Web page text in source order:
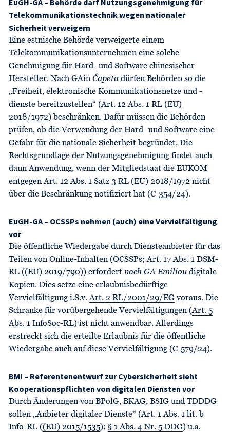
EuGH-GA – Behörde darf Nutzungsgenehmigung für
Telekommunikationstechnik wegen nationaler
Sicherheit verweigern
Eine estnische Behörde verweigerte einem
Telekommunikationsunternehmen eine solche
Genehmigung für Hard- und Software chinesischer
Hersteller. Nach GAin Ćapeta dürfen Behörden so die
„Freiheit, elektronische Kommunikationsnetze und -
dienste bereitzustellen“ (Art. 12 Abs. 1 RL (EU)
2018/1972) beschränken. Dafür müssen die Behörden
prüfen, ob die Verwendung der Hard- und Software eine
Gefahr für die nationale Sicherheit begründet. Die
Rechtsgrundlage der Nutzungsgenehmigung findet auch
dann Anwendung, wenn der Mitgliedstaat die EUKOM
entgegenArt. 12 Abs. 1 Satz 3 RL (EU) 2018/1972 nicht
über die Beschränkung notifiziert hat (C-354/24).
EuGH-GA – OCSSPs nehmen (auch) eine Vervielfältigung
vor
Die öffentliche Wiedergabe durch Diensteanbieter für das
Teilen von Online-Inhalten (OCSSPs;Art. 17 Abs. 1 DSM-
RL ((EU) 2019/790)) erfordert nach GA Emiliou digitale
Kopien. Dies setze eine erlaubnisbedürftige
Vervielfältigung i.S.v.Art. 2 RL/2001/29/EGvoraus. Die
Schranke für vorübergehende Vervielfältigungen (Art. 5
Abs. 1 InfoSoc-RL) ist nicht anwendbar. Allerdings
erstreckt sich die erteilte Erlaubnis für die öffentliche
Wiedergabe auch auf diese Vervielfältigung (C-579/24).
BMI – Referentenentwurf zur Cybersicherheit sieht
Kooperationspflichten von digitalen Diensten vor
Durch Änderungen von BPolG, BKAG, BSIG und TDDDG
sollen „Anbieter digitaler Dienste“ (Art. 1 Abs. 1 lit. b
Info-RL ((EU) 2015/1535); § 1 Abs. 4 Nr. 5 DDG) u.a.